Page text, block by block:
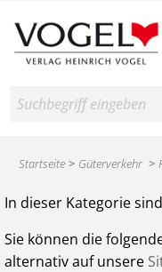
Suche
Startseite Güterverkehr
Produktsuche
In dieser Kategorie
Sie können die
alternativ auf unsere